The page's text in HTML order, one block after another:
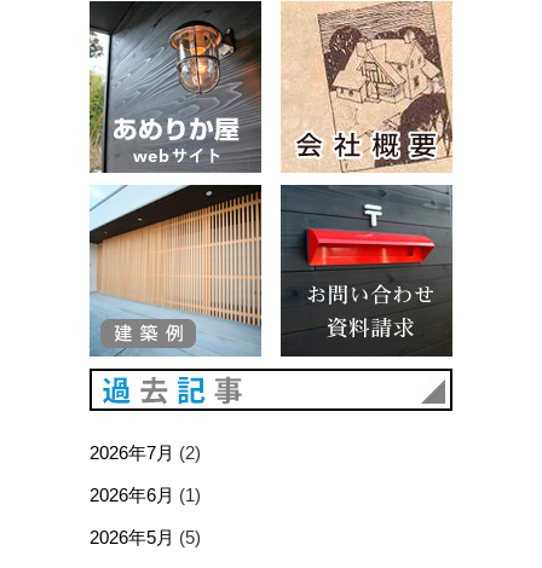
あめりか屋WEBサイト
2026年7月 (2)
2026年6月 (1)
2026年5月 (5)